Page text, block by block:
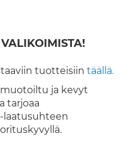
tuotteisiin täällä.
ja kevyt
tarjoaa
laatusuhteen